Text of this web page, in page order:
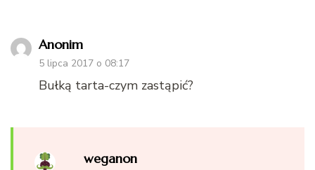
Anonim
5 lipca 2017 o 08:17
Bułką tarta-czym zastąpić?
weganon